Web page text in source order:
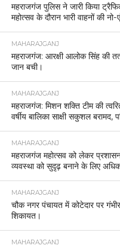
महराजगंज पुलिस ने जारी किया
महोत्सव के दौरान भारी वाहनों की नो-
MAHARAJGANJ
महराजगंज: आरक्षी आलोक सिंह की
जान बची।
MAHARAJGANJ
महराजगंज: मिशन शक्ति टीम की
वर्षीय बालिका साक्षी सकुशल बरामद,
MAHARAJGANJ
महराजगंज महोत्सव को लेकर
व्यवस्था को सुदृढ़ बनाने के लिए
MAHARAJGANJ
चौक नगर पंचायत में कोटेदार पर
शिकायत।
MAHARAJGANJ